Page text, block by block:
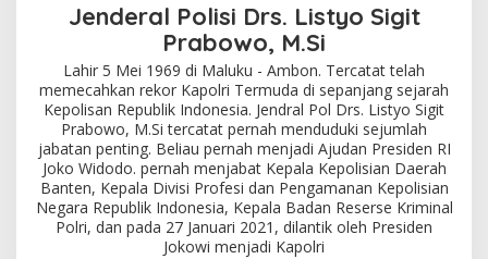
Jenderal Polisi Drs. Listyo Sigit
Prabowo, M.Si
Lahir 5 Mei 1969 di Maluku - Ambon. Tercatat telah
memecahkan rekor Kapolri Termuda di sepanjang sejarah
Kepolisan Republik Indonesia. Jendral Pol Drs. Listyo Sigit
Prabowo, M.Si tercatat pernah menduduki sejumlah
jabatan penting. Beliau pernah menjadi Ajudan Presiden RI
Joko Widodo. pernah menjabat Kepala Kepolisian Daerah
Banten, Kepala Divisi Profesi dan Pengamanan Kepolisian
Negara Republik Indonesia, Kepala Badan Reserse Kriminal
Polri, dan pada 27 Januari 2021, dilantik oleh Presiden
Jokowi menjadi Kapolri